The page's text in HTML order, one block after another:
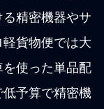
精密機器やサ
貨物便では大
使った単品配
予算で精密機